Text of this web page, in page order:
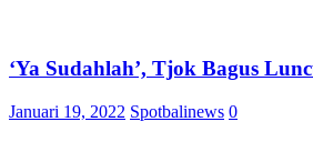
‘Ya Sudahlah’, Tjok Bagus
Januari 19, 2022 Spotbalinews 0